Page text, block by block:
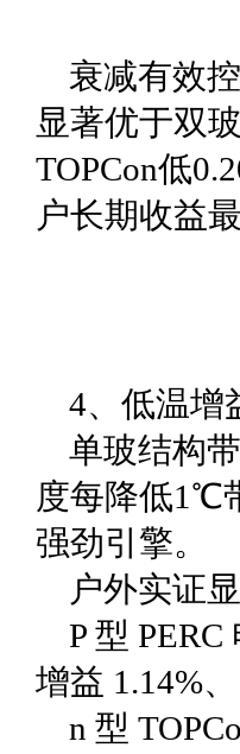
衰减有效
显著优于双
TOPCon低
户长期收益
4、低温增
单玻结构
度每降低1℃
强劲引擎。
户外实证
P 型
增益 1.14%
n 型